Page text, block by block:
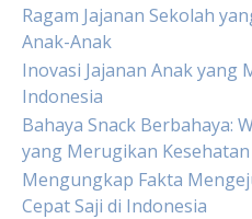
Ragam Jajanan Sekolah
Anak-Anak
Inovasi Jajanan Anak yang
Indonesia
Bahaya Snack Berbahaya:
yang Merugikan Kesehatan
Mengungkap Fakta
Cepat Saji di Indonesia